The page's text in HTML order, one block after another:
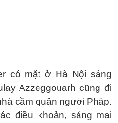
có mặt ở Hà Nội sáng
Azzeggouarh cũng đi
cầm quân người Pháp.
điều khoản, sáng mai